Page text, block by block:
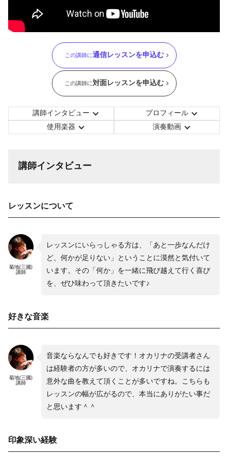
この講師に通信レッスンを申込む
この講師に対面レッスンを申込む
講師インタビュー
プロフィール
使用楽器
演奏動画
講師インタビュー
レッスンについて
菊地(三國)
講師
レッスンにいらっしゃる方は、「あと一歩なんだけ
ど、何かが足りない」ということに漠然と気付いて
います。その「何か」を一緒に飛び越えて行く喜び
を、ぜひ味わって頂きたいです♪
好きな音楽
菊地(三國)
講師
音楽ならなんでも好きです！オカリナの受講者さん
は経験者の方が多いので、オカリナで演奏するには
意外な曲を教えて頂くことが多いですね。こちらも
レッスンの幅が広がるので、本当にありがたい事だ
と思います＾＾
印象深い経験